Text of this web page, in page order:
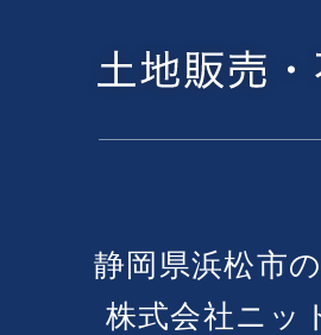
静岡県浜松市
株式会社ニッ